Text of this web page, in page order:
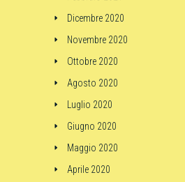
Dicembre 2020
Novembre 2020
Ottobre 2020
Agosto 2020
Luglio 2020
Giugno 2020
Maggio 2020
Aprile 2020